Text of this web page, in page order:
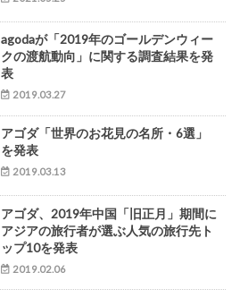
agodaが「2019年のゴールデンウィー
クの渡航動向」に関する調査結果を発
表
2019.03.27
アゴダ「世界のお花見の名所・6選」
を発表
2019.03.13
アゴダ、2019年中国「旧正月」期間に
アジアの旅行者が選ぶ人気の旅行先ト
ップ10を発表
2019.02.06